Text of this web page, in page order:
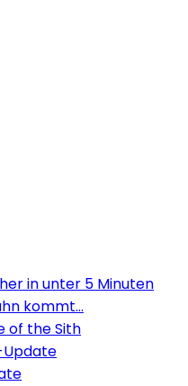
in unter 5 Minuten
kommt…
of the Sith